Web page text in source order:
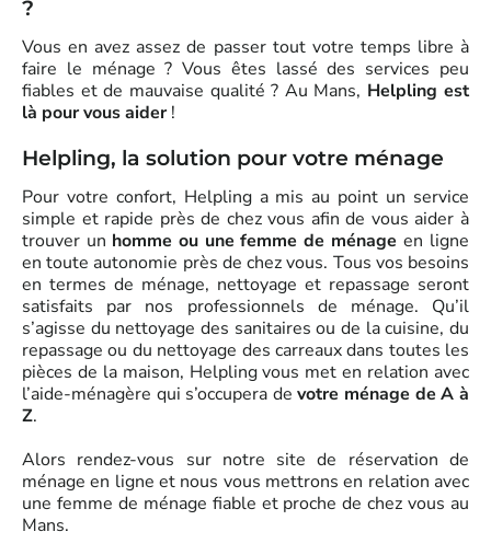
?
Vous en avez assez de passer tout votre temps libre à
faire le ménage ? Vous êtes lassé des services peu
fiables et de mauvaise qualité ? Au Mans, Helpling est
là pour vous aider!
Helpling, la solution pour votre ménage
Pour votre confort, Helpling a mis au point un service
simple et rapide près de chez vous afin de vous aider à
trouver un homme ou une femme de ménage en ligne
en toute autonomie près de chez vous. Tous vos besoins
en termes de ménage, nettoyage et repassage seront
satisfaits par nos professionnels de ménage. Qu’il
s’agisse du nettoyage des sanitaires ou de la cuisine, du
repassage ou du nettoyage des carreaux dans toutes les
pièces de la maison, Helpling vous met en relation avec
l’aide-ménagère qui s’occupera de votre ménage de A à
Z.
Alors rendez-vous sur notre site de réservation de
ménage en ligne et nous vous mettrons en relation avec
une femme de ménage fiable et proche de chez vous au
Mans.